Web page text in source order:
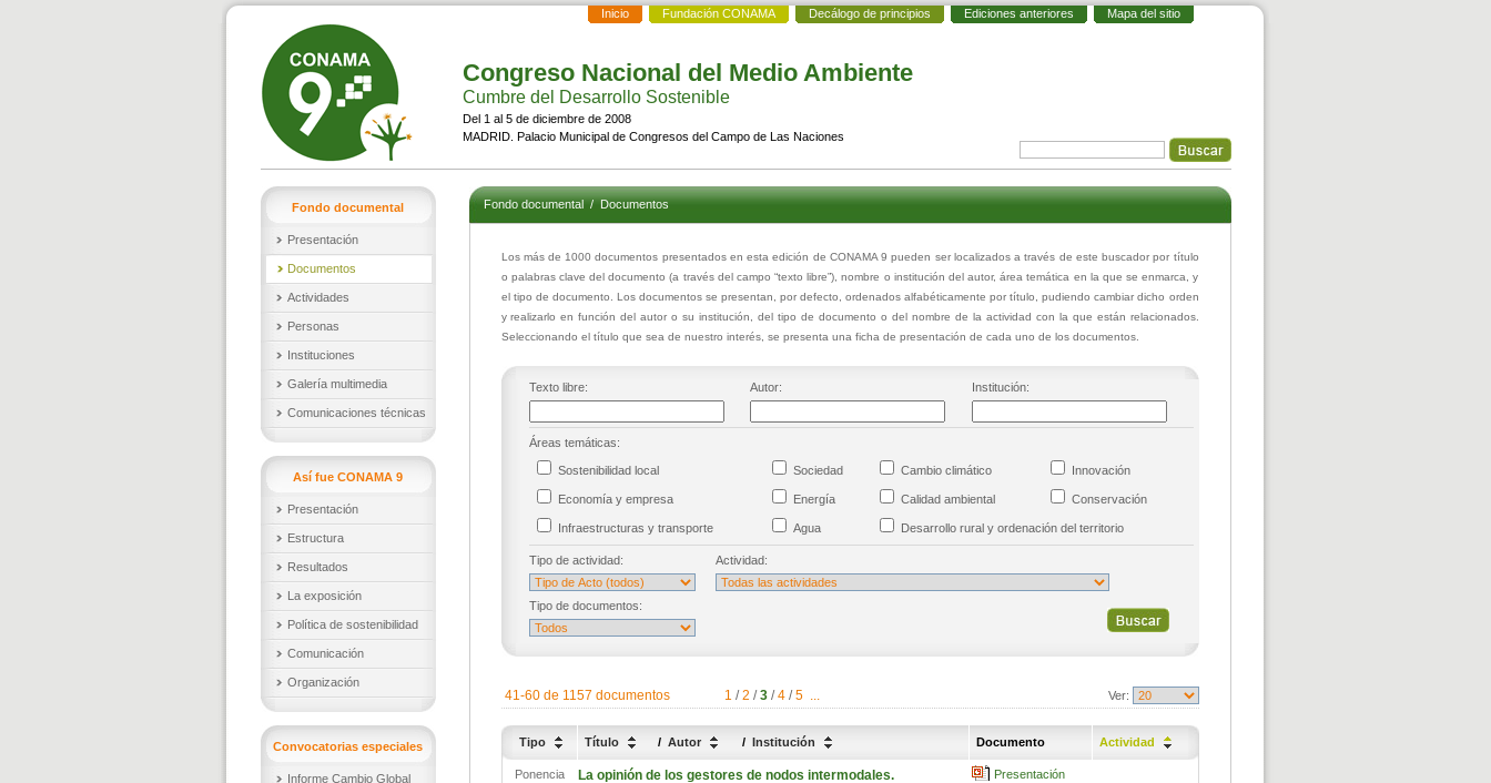
Inicio Fundación CONAMA Decálogo de principios Ediciones anteriores Mapa del sitio
Congreso Nacional del Medio Ambiente
Cumbre del Desarrollo Sostenible
Del 1 al 5 de diciembre de 2008
MADRID. Palacio Municipal de Congresos del Campo de Las Naciones
Fondo documental
Presentación
Documentos
Actividades
Personas
Instituciones
Galería multimedia
Comunicaciones técnicas
Así fue CONAMA 9
Presentación
Estructura
Resultados
La exposición
Política de sostenibilidad
Comunicación
Organización
Convocatorias especiales
Informe Cambio Global
Fondo documental/Documentos
Los más de 1000 documentos presentados en esta edición de CONAMA 9 pueden ser localizados a través de este buscador por título
o palabras clave del documento (a través del campo “texto libre”), nombre o institución del autor, área temática en la que se enmarca, y
el tipo de documento. Los documentos se presentan, por defecto, ordenados alfabéticamente por título, pudiendo cambiar dicho orden
y realizarlo en función del autor o su institución, del tipo de documento o del nombre de la actividad con la que están relacionados.
Seleccionando el título que sea de nuestro interés, se presenta una ficha de presentación de cada uno de los documentos.
Texto libre: Autor: Institución:
Áreas temáticas:
Sostenibilidad local Sociedad Cambio climático Innovación
Economía y empresa Energía Calidad ambiental Conservación
Infraestructuras y transporte Agua Desarrollo rural y ordenación del territorio
Tipo de actividad: Actividad:
Tipo de documentos:
41-60 de 1157 documentos 1 / 2 /3 / 4 / 5 ... Ver:
Tipo Título / Autor / Institución Documento Actividad
Ponencia
La opinión de los gestores de nodos intermodales.
Presentación